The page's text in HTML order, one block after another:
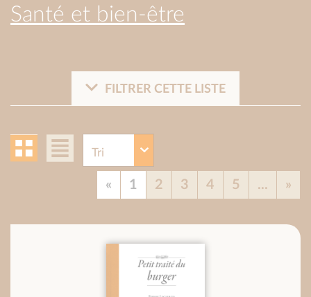
Santé et bien-être
FILTRER CETTE LISTE
« 1 2 3 4 5 ... »